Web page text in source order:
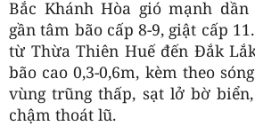
Bắc Khánh Hòa gió mạnh dần
gần tâm bão cấp 8-9, giật cấp
từ Thừa Thiên Huế đến Đắk
bão cao 0,3-0,6m, kèm theo
vùng trũng thấp, sạt lở bờ
chậm thoát lũ.